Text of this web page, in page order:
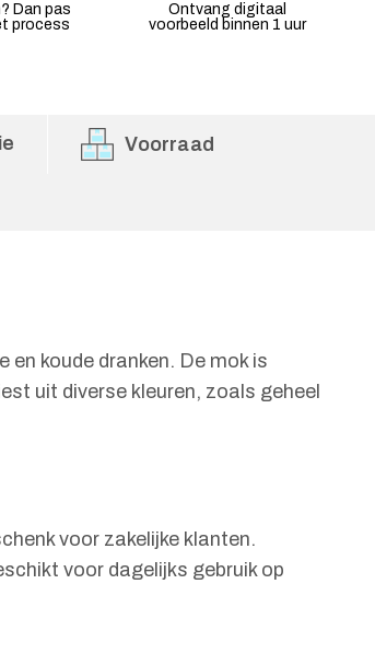
Dan pas
process
Ontvang digitaal
voorbeeld binnen 1 uur
Voorraad
koude dranken. De mok is
uit diverse kleuren, zoals geheel
voor zakelijke klanten.
voor dagelijks gebruik op